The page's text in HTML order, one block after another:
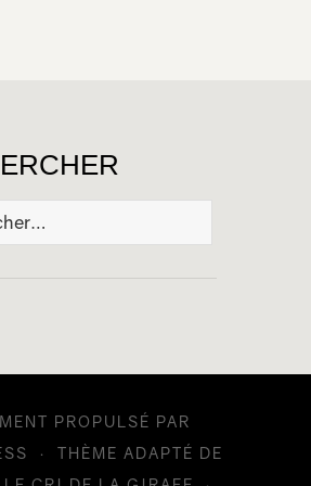
:
PROPULSÉ PAR
·
THÈME ADAPTÉ DE